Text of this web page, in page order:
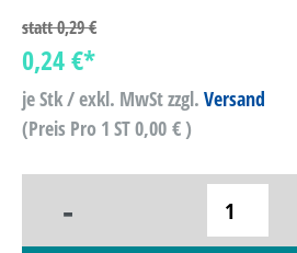
statt0,29 €
0,24 €*
je Stk / exkl. MwStzzgl. Versand
(Preis Pro 1 ST 0,00 € )
-